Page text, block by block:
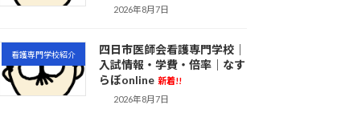
2026年8月7日
看護専門学校紹介
四日市医師会看護専門学校｜
入試情報・学費・倍率｜なす
らぼonline 新着!!
2026年8月7日